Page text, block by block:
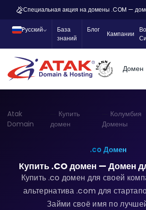
Специальная акция на домены .COM —
Pусский
База
знаний
Блог
Кампании
Домен
Atak
Domain
Купить
домен
Колумбия
Домены
.co Домен
Купить .CO домен — Домен
Купить .co домен для своей
альтернатива .com для
Займи своё имя по